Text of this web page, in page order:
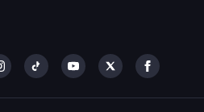
FOLLOW
ON
FOLLOW
ON
FOLLOW
ON
FOLLOW
ON
FOLLOW
ON